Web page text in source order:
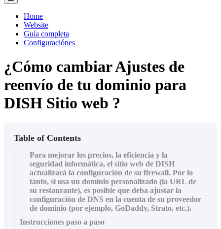
Home
Website
Guí­a completa
Configuraciónes
¿Cómo cambiar Ajustes de
reenvío de tu dominio para
DISH Sitio web ?
Table of Contents
Para mejorar los precios, la eficiencia y la
seguridad informática, el sitio web de DISH
actualizará la configuración de su firewall. Por lo
tanto, si usa un dominio personalizado (la URL de
su restaurante), es posible que deba ajustar la
configuración de DNS en la cuenta de su proveedor
de dominio (por ejemplo, GoDaddy, Strato, etc.).
Instrucciones paso a paso